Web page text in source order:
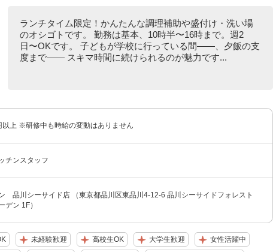
ランチタイム限定！かんたんな調理補助や盛付け・洗い場
のオシゴトです。 勤務は基本、10時半〜16時まで。週2
日〜OKです。 子どもが学校に行っている間――、夕飯の支
度まで―― スキマ時間に続けられるのが魅力です...
以上 ※研修中も時給の変動はありません
チンスタッフ
品川シーサイド店 （東京都品川区東品川4-12-6 品川シーサイドフォレスト
デン 1F）
未経験歓迎 高校生OK 大学生歓迎 女性活躍中